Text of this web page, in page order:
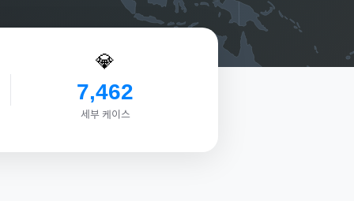
💎
7,462
세부 케이스